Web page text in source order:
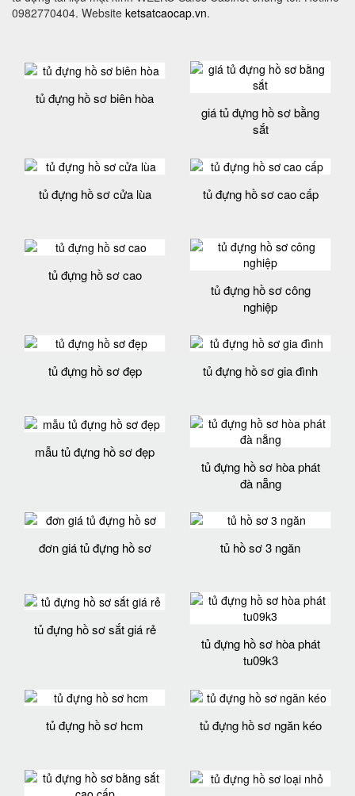
0982770404. Website ketsatcaocap.vn.
tủ đựng hồ sơ biên hòa
giá tủ đựng hồ sơ bằng
sắt
tủ đựng hồ sơ cửa lùa tủ đựng hồ sơ cao cấp
tủ đựng hồ sơ cao
tủ đựng hồ sơ công
nghiệp
tủ đựng hồ sơ đẹp tủ đựng hồ sơ gia đình
mẫu tủ đựng hồ sơ đẹp
tủ đựng hồ sơ hòa phát
đà nẵng
đơn giá tủ đựng hồ sơ tủ hồ sơ 3 ngăn
tủ đựng hồ sơ sắt giá rẻ
tủ đựng hồ sơ hòa phát
tu09k3
tủ đựng hồ sơ hcm tủ đựng hồ sơ ngăn kéo